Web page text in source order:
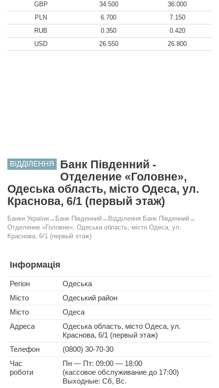
GBP
34.500
36.000
PLN
6.700
7.150
RUB
0.350
0.420
USD
26.550 26.800
ВІДДІЛЕННЯ
Банк Південний -
Отделение «Головне»,
Одеська область, місто Одеса, ул.
Краснова, 6/1 (первый этаж)
Банки України→ Банк Південний→ Відділення Банк Південний→
Отделение «Головне», Одеська область, місто Одеса, ул.
Краснова, 6/1 (первый этаж)
Інформація
Регіон
Одеська
Місто
Одеський район
Місто
Одеса
Адреса
Одеська область, місто Одеса, ул.
Краснова, 6/1 (первый этаж)
Телефон
(0800) 30-70-30
Час
роботи
Пн — Пт: 09:00 — 18:00
(кассовое обслуживание до 17:00)
Выходные: Сб, Вс.